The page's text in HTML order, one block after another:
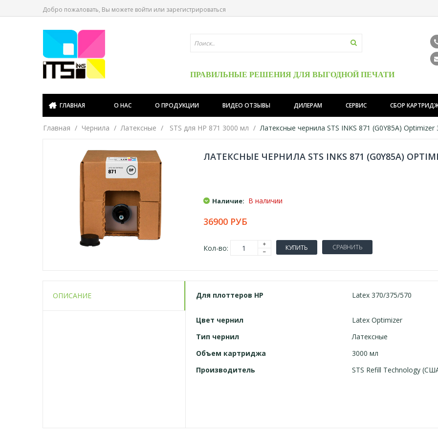
Добро пожаловать, Вы можете войти или зарегистрироваться
ПРАВИЛЬНЫЕ РЕШЕНИЯ ДЛЯ ВЫГОДНОЙ ПЕЧАТИ
ГЛАВНАЯ О НАС О ПРОДУКЦИИ ВИДЕО ОТЗЫВЫ ДИЛЕРАМ СЕРВИС СБОР
Главная Чернила Латексные STS для HP 871 3000 мл Латексные чернила STS INKS 871 (G0Y85A) Optimizer
ЛАТЕКСНЫЕ ЧЕРНИЛА STS INKS 871 (G0Y85A)
Наличие: В наличии
36900 РУБ
Кол-во: КУПИТЬ СРАВНИТЬ
ОПИСАНИЕ Для плоттеров HP Latex 370/375/570
Цвет чернил
Latex Optimizer
Тип чернил
Латексные
Объем картриджа
3000 мл
Производитель
STS Refill Technology